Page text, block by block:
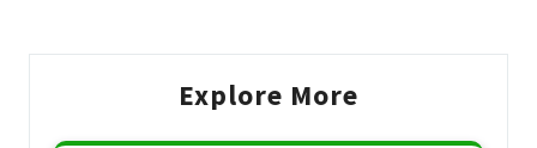
Explore More